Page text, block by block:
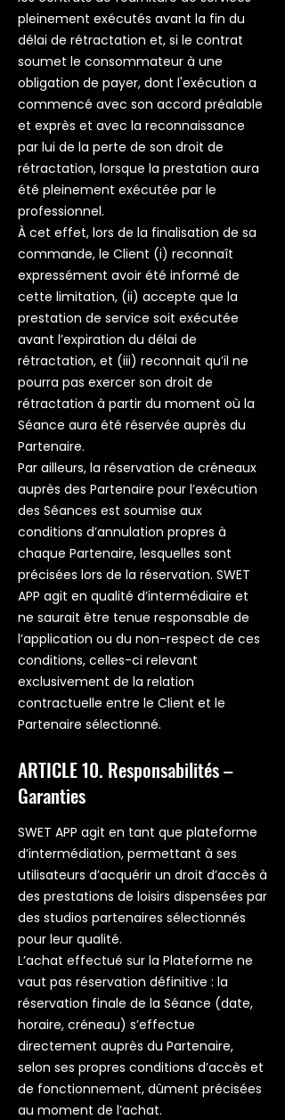
pleinement exécutés avant la fin du
délai de rétractation et, si le contrat
soumet le consommateur à une
obligation de payer, dont l'exécution a
commencé avec son accord préalable
et exprès et avec la reconnaissance
par lui de la perte de son droit de
rétractation, lorsque la prestation aura
été pleinement exécutée par le
professionnel.
À cet effet, lors de la finalisation de sa
commande, le Client (i) reconnaît
expressément avoir été informé de
cette limitation, (ii) accepte que la
prestation de service soit exécutée
avant l’expiration du délai de
rétractation, et (iii) reconnait qu’il ne
pourra pas exercer son droit de
rétractation à partir du moment où la
Séance aura été réservée auprès du
Partenaire.
Par ailleurs, la réservation de créneaux
auprès des Partenaire pour l’exécution
des Séances est soumise aux
conditions d’annulation propres à
chaque Partenaire, lesquelles sont
précisées lors de la réservation. SWET
APP agit en qualité d’intermédiaire et
ne saurait être tenue responsable de
l’application ou du non-respect de ces
conditions, celles-ci relevant
exclusivement de la relation
contractuelle entre le Client et le
Partenaire sélectionné.
ARTICLE 10. Responsabilités –
Garanties
SWET APP agit en tant que plateforme
d’intermédiation, permettant à ses
utilisateurs d’acquérir un droit d’accès à
des prestations de loisirs dispensées par
des studios partenaires sélectionnés
pour leur qualité.
L’achat effectué sur la Plateforme ne
vaut pas réservation définitive : la
réservation finale de la Séance (date,
horaire, créneau) s’effectue
directement auprès du Partenaire,
selon ses propres conditions d’accès et
de fonctionnement, dûment précisées
au moment de l’achat.